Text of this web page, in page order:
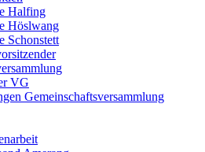
Halfing
Höslwang
Schonstett
VG
Gemeinschaftsversammlung